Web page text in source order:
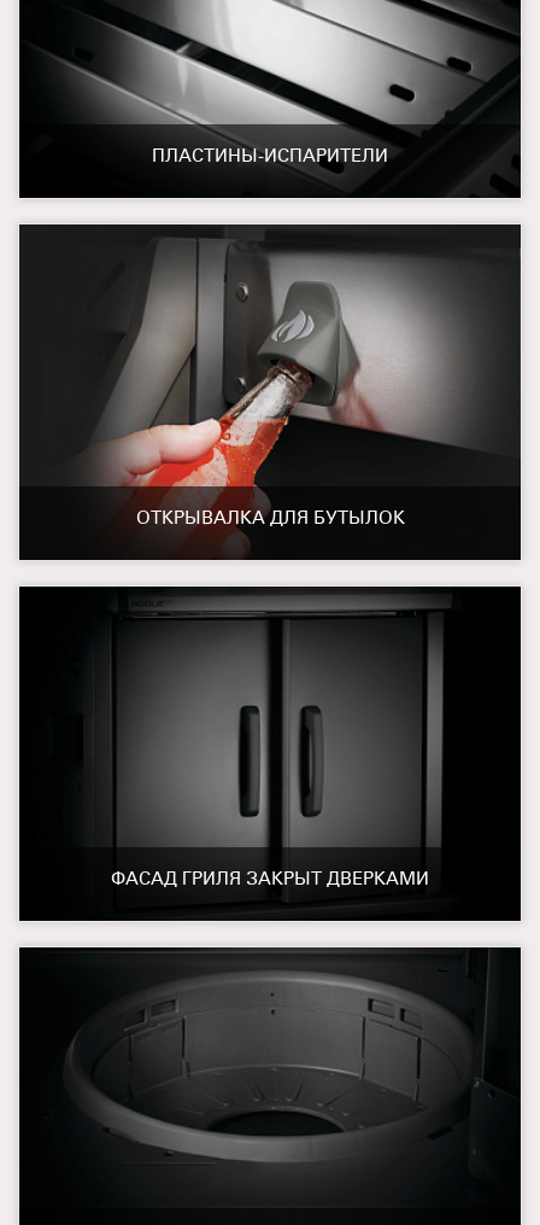
ПЛАСТИНЫ-ИСПАРИТЕЛИ
ОТКРЫВАЛКА ДЛЯ БУТЫЛОК
ФАСАД ГРИЛЯ ЗАКРЫТ ДВЕРКАМИ